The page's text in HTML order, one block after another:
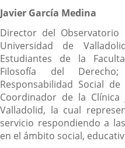
Javier García Medina
Director del
Universidad de
Estudiantes de la
Filosofía del
Responsabilidad Social
Coordinador de la
Valladolid, la cual
servicio respondiendo a
en el ámbito social,